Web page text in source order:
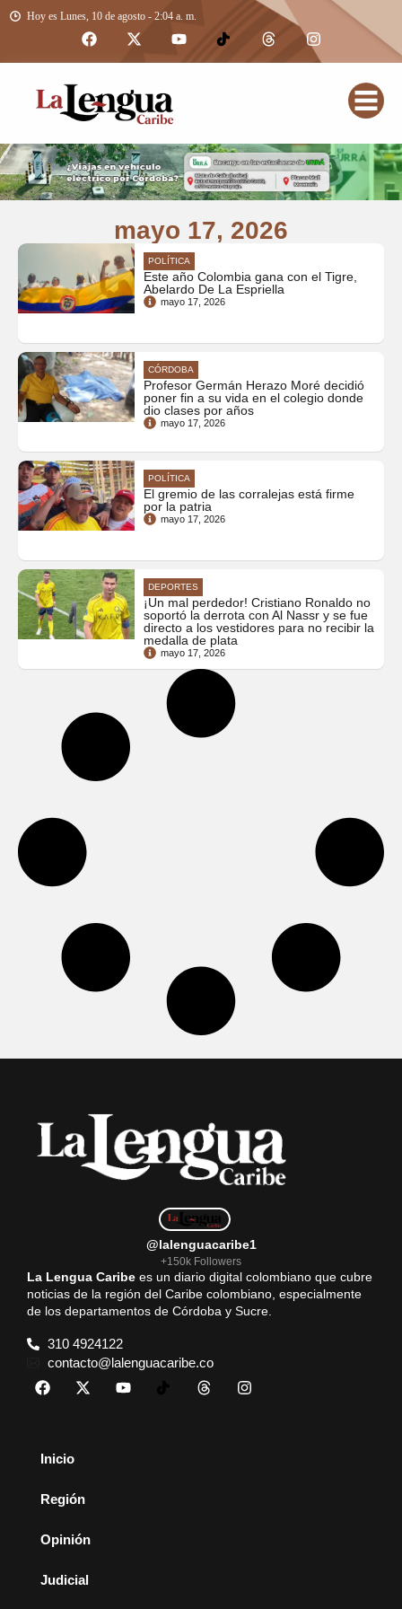
Hoy es Lunes, 10 de agosto - 2:04 a. m.
mayo 17, 2026
POLÍTICA
Este año Colombia gana con el Tigre,
Abelardo De La Espriella
mayo 17, 2026
CÓRDOBA
Profesor Germán Herazo Moré decidió
poner fin a su vida en el colegio donde
dio clases por años
mayo 17, 2026
POLÍTICA
El gremio de las corralejas está firme
por la patria
mayo 17, 2026
DEPORTES
¡Un mal perdedor! Cristiano Ronaldo no
soportó la derrota con Al Nassr y se fue
directo a los vestidores para no recibir la
medalla de plata
mayo 17, 2026
@lalenguacaribe1
+150k Followers
La Lengua Caribe es un diario digital colombiano que cubre
noticias de la región del Caribe colombiano, especialmente
de los departamentos de Córdoba y Sucre.
310 4924122
contacto@lalenguacaribe.co
Inicio
Región
Opinión
Judicial